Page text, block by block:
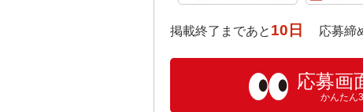
掲載終了まであと 10日 応募締
応募画
かんたん